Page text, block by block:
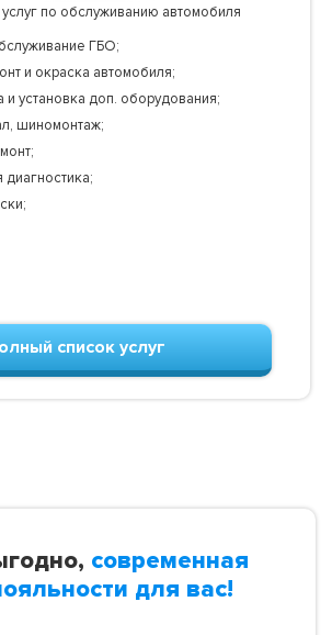
по обслуживанию автомобиля
ГБО;
и окраска автомобиля;
и установка доп. оборудования;
шиномонтаж;
список услуг
современная
для вас!